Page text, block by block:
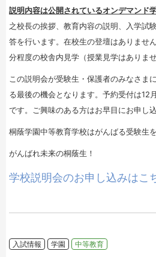
説明内容は公開されているオンデマンド
之校長の挨拶、教育内容の説明、入学試
答を行います。在校生の登壇はありませ
分程度の校舎内見学（授業見学はありま
この説明会が受験生・保護者のみなさま
る最後の機会となります。予約受付は12
です。ご興味のある方はお早目にお申し
桐蔭学園中等教育学校はがんばる受験生
がんばれ未来の桐蔭生！
学校説明会のお申し込みはこ
入試情報 学園 中等教育